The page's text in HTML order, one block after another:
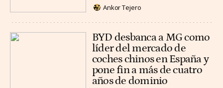
Ankor Tejero
BYD desbanca a MG como
líder del mercado de
coches chinos en España y
pone fin a más de cuatro
años de dominio